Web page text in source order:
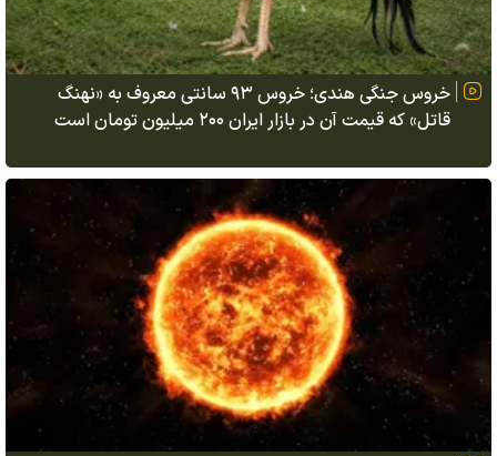
خروس جنگی هندی؛ خروس ۹۳ سانتی معروف به «نهنگ
قاتل» که قیمت آن در بازار ایران ۲۰۰ میلیون تومان است